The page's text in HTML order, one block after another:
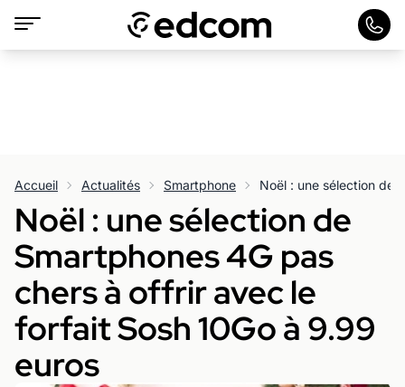
Accueil Actualités Smartphone
Noël : une sélection de
Smartphones 4G pas
chers à offrir avec le
forfait Sosh 10Go à 9.99
euros